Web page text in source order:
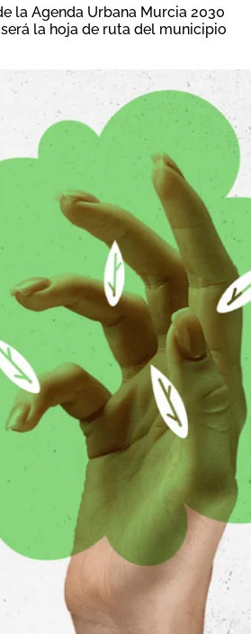
la Agenda Urbana Murcia 2030
la hoja de ruta del municipio